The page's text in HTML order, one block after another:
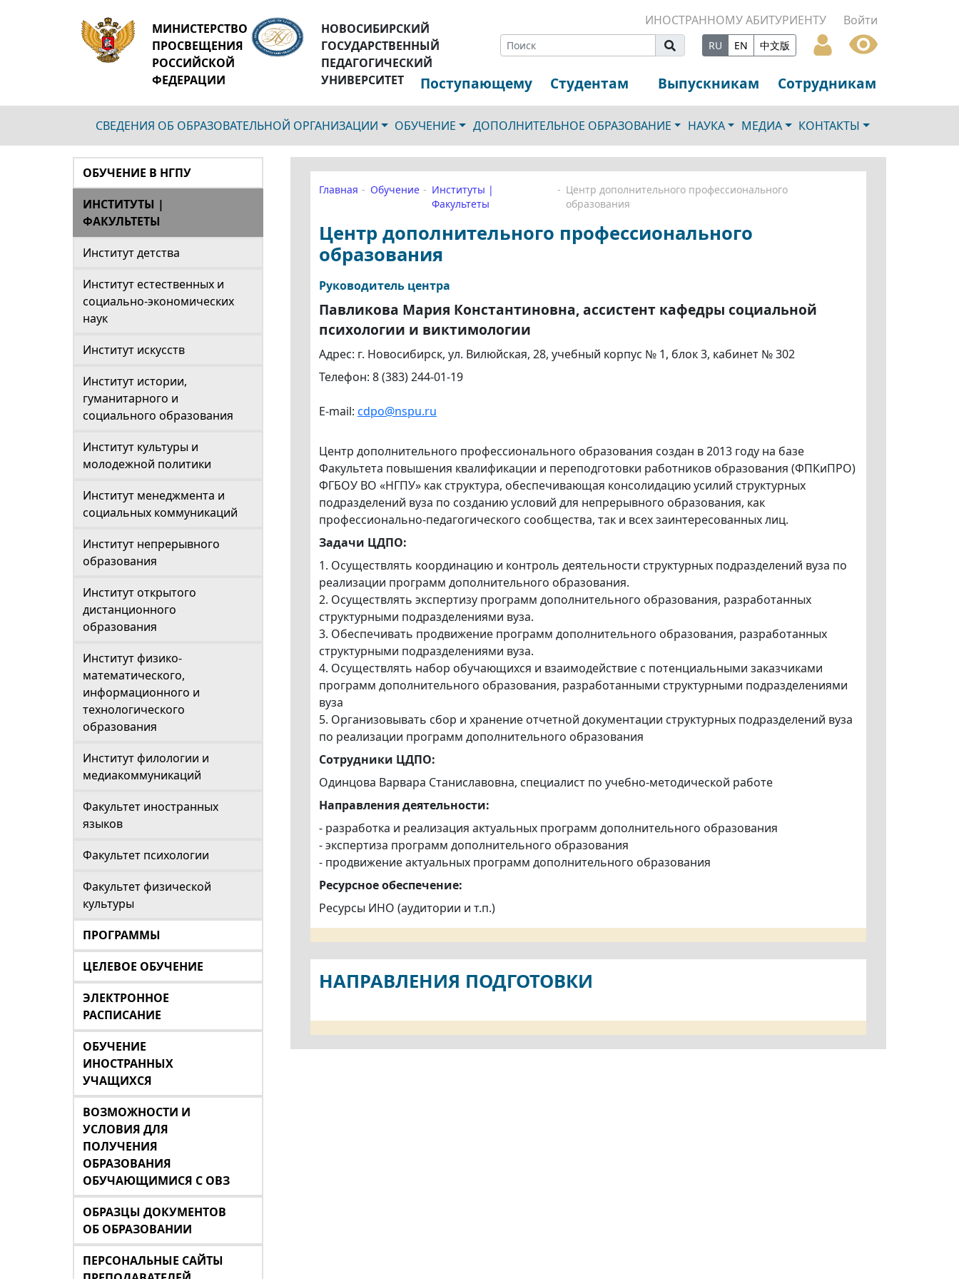
МИНИСТЕРСТВО
ПРОСВЕЩЕНИЯ
РОССИЙСКОЙ
ФЕДЕРАЦИИ
НОВОСИБИРСКИЙ
ГОСУДАРСТВЕННЫЙ
ПЕДАГОГИЧЕСКИЙ
УНИВЕРСИТЕТ
ИНОСТРАННОМУ АБИТУРИЕНТУ Войти
RU EN 中文版
Поступающему Студентам Выпускникам Сотрудникам
СВЕДЕНИЯ ОБ ОБРАЗОВАТЕЛЬНОЙ ОРГАНИЗАЦИИ ОБУЧЕНИЕ ДОПОЛНИТЕЛЬНОЕ ОБРАЗОВАНИЕ НАУКА МЕДИА КОНТАКТЫ
ОБУЧЕНИЕ В НГПУ
ИНСТИТУТЫ |
ФАКУЛЬТЕТЫ
Институт детства
Институт естественных и
социально-экономических
наук
Институт искусств
Институт истории,
гуманитарного и
социального образования
Институт культуры и
молодежной политики
Институт менеджмента и
социальных коммуникаций
Институт непрерывного
образования
Институт открытого
дистанционного
образования
Институт физико-
математического,
информационного и
технологического
образования
Институт филологии и
медиакоммуникаций
Факультет иностранных
языков
Факультет психологии
Факультет физической
культуры
ПРОГРАММЫ
ЦЕЛЕВОЕ ОБУЧЕНИЕ
ЭЛЕКТРОННОЕ
РАСПИСАНИЕ
ОБУЧЕНИЕ
ИНОСТРАННЫХ
УЧАЩИХСЯ
ВОЗМОЖНОСТИ И
УСЛОВИЯ ДЛЯ
ПОЛУЧЕНИЯ
ОБРАЗОВАНИЯ
ОБУЧАЮЩИМИСЯ С ОВЗ
ОБРАЗЦЫ ДОКУМЕНТОВ
ОБ ОБРАЗОВАНИИ
ПЕРСОНАЛЬНЫЕ САЙТЫ
Главная Обучение
Институты |
Факультеты
Центр дополнительного профессионального
образования
Центр дополнительного профессионального
образования
Руководитель центра
Павликова Мария Константиновна, ассистент кафедры социальной
психологии и виктимологии
Адрес: г. Новосибирск, ул. Вилюйская, 28, учебный корпус № 1, блок 3, кабинет № 302
Телефон: 8 (383) 244-01-19
E-mail: cdpo@nspu.ru
Центр дополнительного профессионального образования создан в 2013 году на базе
Факультета повышения квалификации и переподготовки работников образования (ФПКиПРО)
ФГБОУ ВО «НГПУ» как структура, обеспечивающая консолидацию усилий структурных
подразделений вуза по созданию условий для непрерывного образования, как
профессионально-педагогического сообщества, так и всех заинтересованных лиц.
Задачи ЦДПО:
1. Осуществлять координацию и контроль деятельности структурных подразделений вуза по
реализации программ дополнительного образования.
2. Осуществлять экспертизу программ дополнительного образования, разработанных
структурными подразделениями вуза.
3. Обеспечивать продвижение программ дополнительного образования, разработанных
структурными подразделениями вуза.
4. Осуществлять набор обучающихся и взаимодействие с потенциальными заказчиками
программ дополнительного образования, разработанными структурными подразделениями
вуза
5. Организовывать сбор и хранение отчетной документации структурных подразделений вуза
по реализации программ дополнительного образования
Сотрудники ЦДПО:
Одинцова Варвара Станиславовна, специалист по учебно-методической работе
Направления деятельности:
- разработка и реализация актуальных программ дополнительного образования
- экспертиза программ дополнительного образования
- продвижение актуальных программ дополнительного образования
Ресурсное обеспечение:
Ресурсы ИНО (аудитории и т.п.)
НАПРАВЛЕНИЯ ПОДГОТОВКИ